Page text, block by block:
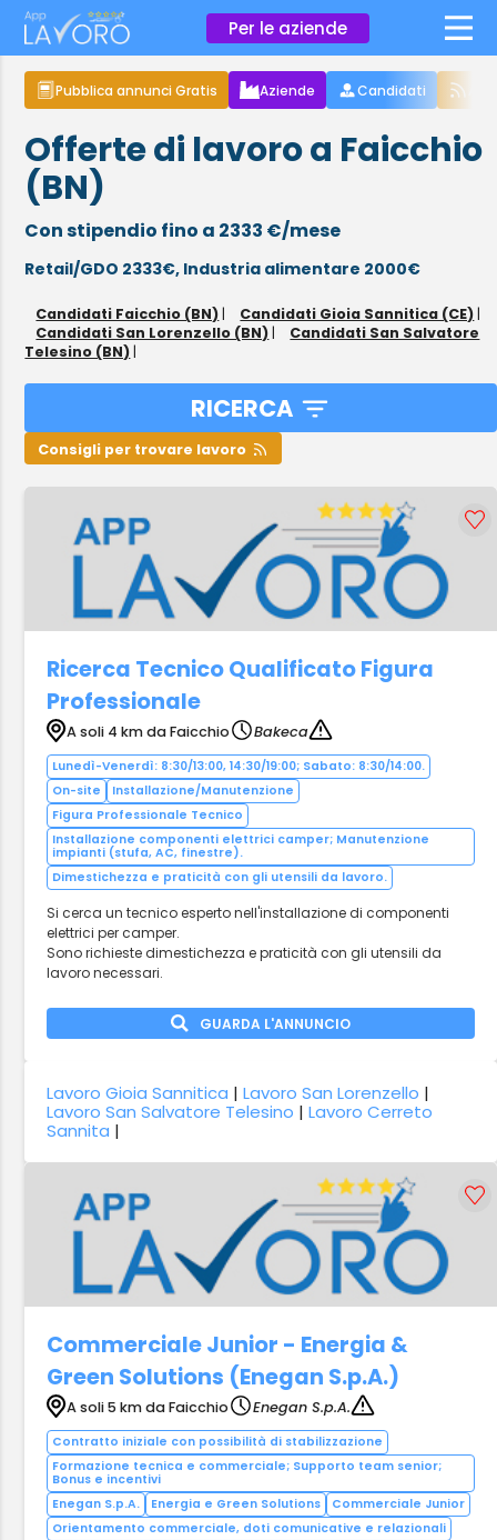
Per le aziende ×
Pubblica annunci Gratis Aziende Candidati
Offerte di lavoro a Faicchio
(BN)
Con stipendio fino a 2333 €/mese
Retail/GDO 2333€, Industria alimentare 2000€
Candidati Faicchio (BN) | Candidati Gioia Sannitica (CE) |
Candidati San Lorenzello (BN) |
Candidati San Salvatore
Telesino (BN) |
RICERCA
Consigli per trovare lavoro
Ricerca Tecnico Qualificato Figura
Professionale
A soli 4 km da Faicchio Bakeca
Lunedì-Venerdì: 8:30/13:00, 14:30/19:00; Sabato: 8:30/14:00.
On-site
Installazione/Manutenzione
Figura Professionale Tecnico
Installazione componenti elettrici camper; Manutenzione
impianti (stufa, AC, finestre).
Dimestichezza e praticità con gli utensili da lavoro.
Si cerca un tecnico esperto nell'installazione di componenti
elettrici per camper.
Sono richieste dimestichezza e praticità con gli utensili da
lavoro necessari.
GUARDA L'ANNUNCIO
Lavoro Gioia Sannitica |Lavoro San Lorenzello |
Lavoro San Salvatore Telesino |Lavoro Cerreto
Sannita |
Commerciale Junior - Energia &
Green Solutions (Enegan S.p.A.)
A soli 5 km da Faicchio Enegan S.p.A.
Contratto iniziale con possibilità di stabilizzazione
Formazione tecnica e commerciale; Supporto team senior;
Bonus e incentivi
Enegan S.p.A.
Energia e Green Solutions
Commerciale Junior
Orientamento commerciale, doti comunicative e relazionali